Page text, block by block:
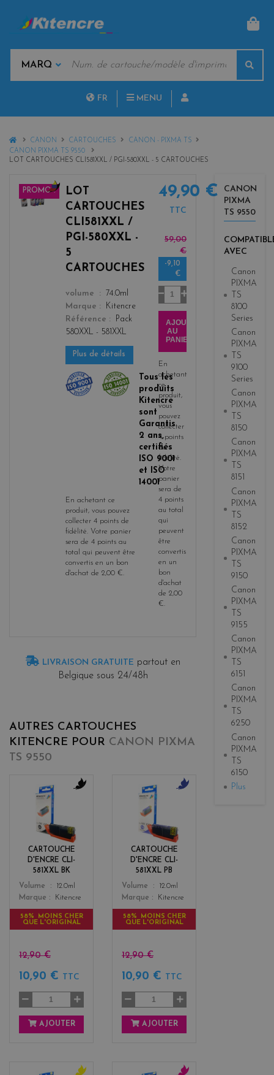
MARQUES
CLÉS
FR MENU
HOMECANON CARTOUCHES
CANON - PIXMA TS
CANON PIXMA TS 9550
LOT CARTOUCHES CLI581XXL / PGI-580XXL - 5 CARTOUCHES
PROMO !
LOT
CARTOUCHES
CLI581XXL /
PGI-580XXL -
5
CARTOUCHES
color
b
volume
74.0ml
Marque
Kitencre
Référence
Pack
580XXL - 581XXL
Plus de détails
Tous les
produits
Kitencre
sont
Garantis
2 ans,
certifiés
ISO 9001
et ISO
14001
En achetant ce
produit, vous pouvez
collecter 4 points de
fidélité. Votre panier
sera de 4 points au
total qui peuvent être
convertis en un bon
d'achat de 2,00 €.
49,90 €
TTC
59,00
€
-9,10
€
Quantité
AJOUTER
AU
PANIER
En
achetant
ce
produit,
vous
pouvez
collecter
4points
de
fidélité.
Votre
panier
sera de
4 points
au total
qui
peuvent
être
convertis
en un
bon
d'achat
de 2,00
€.
LIVRAISON GRATUITE partout en
Belgique sous 24/48h
AUTRES CARTOUCHES
KITENCRE POUR CANON PIXMA
TS 9550
CARTOUCHE
D'ENCRE CLI-
581XXL BK
Color
c
k
Volume
12.0ml
Marque
Kitencre
58% MOINS CHER
QUE L'ORIGINAL
12,90 €
10,90 € TTC
AJOUTER
CARTOUCHE
D'ENCRE CLI-
581XXL PB
Color
e
Volume
12.0ml
Marque
Kitencre
58% MOINS CHER
QUE L'ORIGINAL
12,90 €
10,90 € TTC
AJOUTER
CANON
PIXMA
TS 9550
AVEC
Canon
PIXMA
TS
8100
Series
Canon
PIXMA
TS
9100
Series
Canon
PIXMA
TS
8150
Canon
PIXMA
TS
8151
Canon
PIXMA
TS
8152
Canon
PIXMA
TS
9150
Canon
PIXMA
TS
9155
Canon
PIXMA
TS
6151
Canon
PIXMA
TS
6250
Canon
PIXMA
TS
6150
Plus